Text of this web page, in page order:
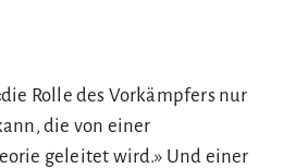
Rolle des Vorkämpfers nur
die von einer
geleitet wird.» Und einer